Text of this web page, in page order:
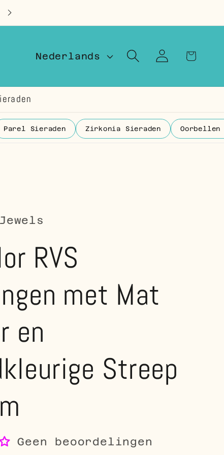
a
l
Nederlands Inloggen
Parel Sieraden Zirkonia Sieraden Oorbellen
RVS
met Mat
en
Streep
Geen beoordelingen